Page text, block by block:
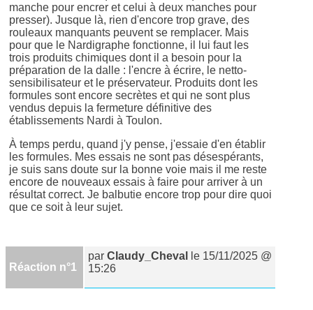
manche pour encrer et celui à deux manches pour
presser). Jusque là, rien d'encore trop grave, des
rouleaux manquants peuvent se remplacer. Mais
pour que le Nardigraphe fonctionne, il lui faut les
trois produits chimiques dont il a besoin pour la
préparation de la dalle : l'encre à écrire, le netto-
sensibilisateur et le préservateur. Produits dont les
formules sont encore secrètes et qui ne sont plus
vendus depuis la fermeture définitive des
établissements Nardi à Toulon.
À temps perdu, quand j'y pense, j'essaie d'en établir
les formules. Mes essais ne sont pas désespérants,
je suis sans doute sur la bonne voie mais il me reste
encore de nouveaux essais à faire pour arriver à un
résultat correct. Je balbutie encore trop pour dire quoi
que ce soit à leur sujet.
Réaction n°1
parClaudy_Cheval
le 15/11/2025 @
15:26